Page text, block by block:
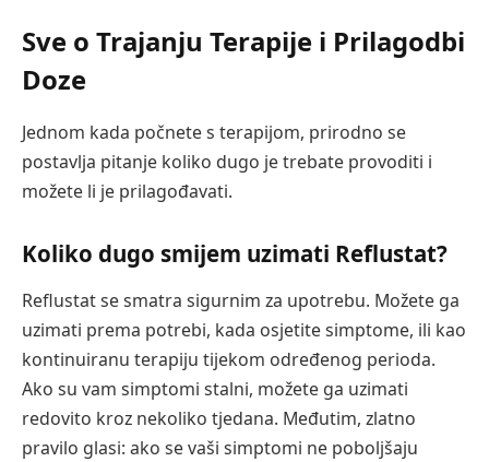
Sve o Trajanju Terapije i Prilagodbi
Doze
Jednom kada počnete s terapijom, prirodno se
postavlja pitanje koliko dugo je trebate provoditi i
možete li je prilagođavati.
Koliko dugo smijem uzimati Reflustat?
Reflustat se smatra sigurnim za upotrebu. Možete ga
uzimati prema potrebi, kada osjetite simptome, ili kao
kontinuiranu terapiju tijekom određenog perioda.
Ako su vam simptomi stalni, možete ga uzimati
redovito kroz nekoliko tjedana. Međutim, zlatno
pravilo glasi: ako se vaši simptomi ne poboljšaju